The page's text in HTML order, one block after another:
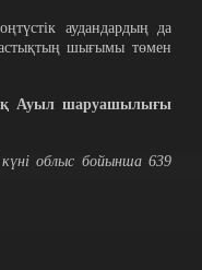
аудандардың да
шығымы төмен
Ауыл шаруашылығы
күні облыс бойынша 639